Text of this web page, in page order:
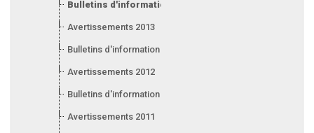
Bulletins d'information 2014
Avertissements 2013
Bulletins d'information 2013
Avertissements 2012
Bulletins d'information 2012
Avertissements 2011